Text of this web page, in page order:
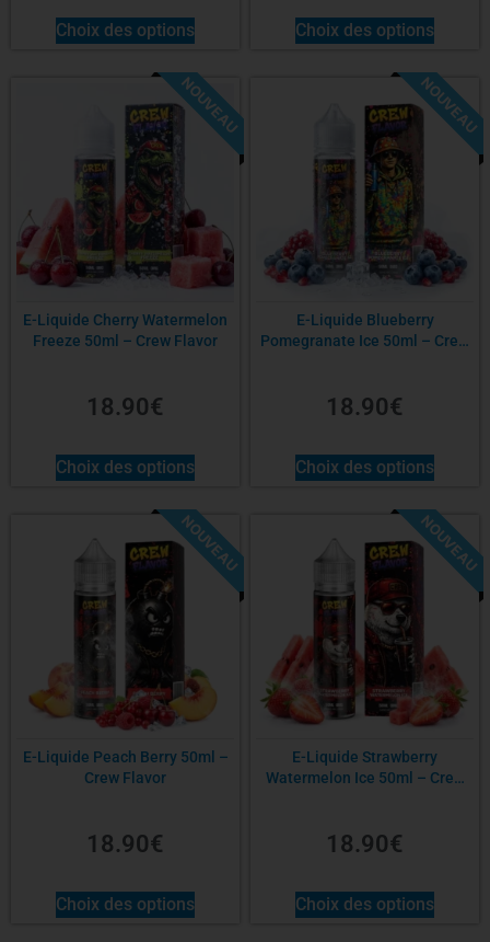
Choix des options Choix des options
NOUVEAU
E-Liquide Cherry Watermelon
Freeze 50ml – Crew Flavor
18.90€
Choix des options
NOUVEAU
E-Liquide Blueberry
Pomegranate Ice 50ml – Crew
18.90€
Choix des options
NOUVEAU
E-Liquide Peach Berry 50ml –
Crew Flavor
18.90€
Choix des options
NOUVEAU
E-Liquide Strawberry
Watermelon Ice 50ml – Crew
18.90€
Choix des options